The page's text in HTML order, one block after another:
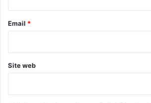
*
Email *
Site web